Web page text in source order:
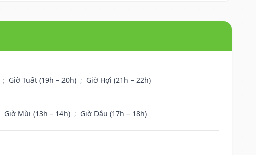
; Giờ Tuất (19h – 20h) ; Giờ Hợi (21h – 22h)
Giờ Mùi (13h – 14h) ; Giờ Dậu (17h – 18h)